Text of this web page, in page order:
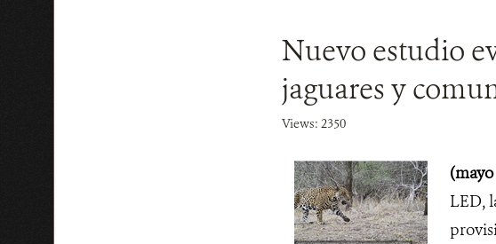
Nuevo estudio
jaguares y
Views: 2350
(mayo
LED,